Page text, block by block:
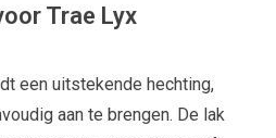
Trae Lyx
een uitstekende hechting,
aan te brengen. De lak